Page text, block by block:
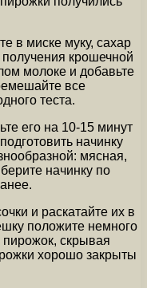
в миске муку, сахар
крошечной
молоке и добавьте
все
теста.
его на 10-15 минут
начинку
мясная,
начинку по
и раскатайте их в
положите немного
пирожок, скрывая
хорошо закрыты